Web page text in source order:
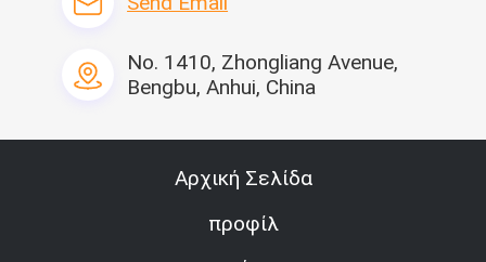
No. 1410, Zhongliang Avenue,
Bengbu, Anhui, China
Αρχική Σελίδα
προφίλ